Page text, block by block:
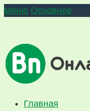
Меню Основное
Главная